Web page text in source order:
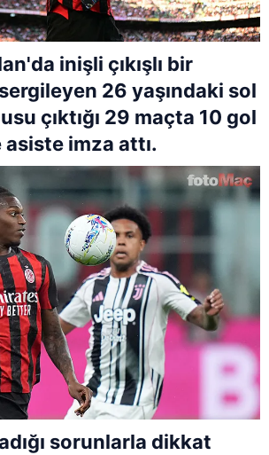
inişli çıkışlı bir
26 yaşındaki sol
çıktığı 29 maçta 10 gol
imza attı.
sorunlarla dikkat